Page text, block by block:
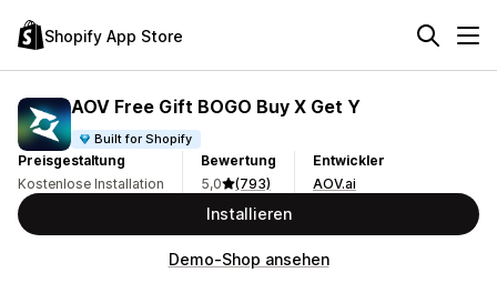
Shopify App Store
AOV Free Gift BOGO Buy X Get Y
Built for Shopify
Preisgestaltung
Kostenlose Installation
Bewertung
5,0
(793)
Entwickler
AOV.ai
Installieren
Demo-Shop ansehen